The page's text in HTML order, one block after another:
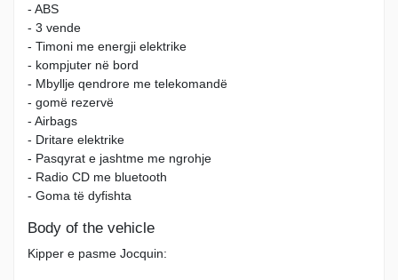
- ABS
- 3 vende
- Timoni me energji elektrike
- kompjuter në bord
- Mbyllje qendrore me telekomandë
- gomë rezervë
- Airbags
- Dritare elektrike
- Pasqyrat e jashtme me ngrohje
- Radio CD me bluetooth
- Goma të dyfishta
Body of the vehicle
Kipper e pasme Jocquin: